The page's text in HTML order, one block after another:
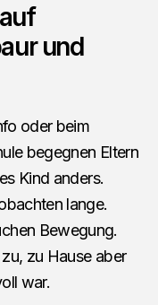
und
oder beim
begegnen Eltern
Kind anders.
lange.
Bewegung.
zu Hause aber
war.